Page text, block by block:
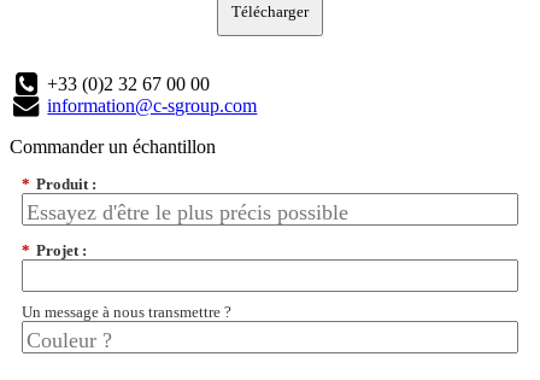
Télécharger
+33 (0)2 32 67 00 00
information@c-sgroup.com
Commander un échantillon
* Produit :
* Projet :
Un message à nous transmettre ?